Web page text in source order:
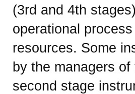
(3rd and 4th
operational
resources. Some
by the managers
second stage